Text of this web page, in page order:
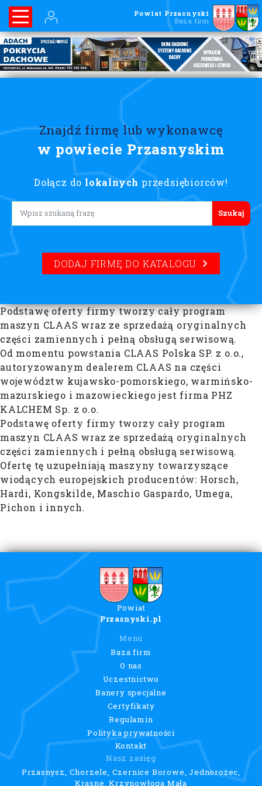
Powiat Przasnyski
Baza firm
Znajdź firmę lub wykonawcę
w powiecie Przasnyskim
Dołącz do lokalnych przedsiębiorców!
Lorem ipsum
DODAJ FIRMĘ DO KATALOGU
Podstawę oferty firmy tworzy cały program
maszyn CLAAS wraz ze sprzedażą oryginalnych
części zamiennych i pełną obsługą serwisową.
Od momentu powstania CLAAS Polska SP. z o.o.,
autoryzowanym dealerem CLAAS na części
województw kujawsko-pomorskiego, warmińsko-
mazurskiego i mazowieckiego jest firma PHZ
KALCHEM Sp. z o.o.
Podstawę oferty firmy tworzy cały program
maszyn CLAAS wraz ze sprzedażą oryginalnych
części zamiennych i pełną obsługą serwisową.
Ofertę tę uzupełniają maszyny towarzyszące
wiodących europejskich producentów: Horsch,
Hardi, Kongskilde, Maschio Gaspardo, Umega,
Pichon i innych.
Powiat
Przasnyski.pl
Menu
Baza firm
O nas
Uczestnictwo
Banery specjalne
Certyfikaty
Regulamin
Polityka prywatności
Kontakt
Nasz zasięg
Przasnysz, Chorzele, Czernice Borowe, Jednorożec,
Krasne, Krzynowłoga Mała